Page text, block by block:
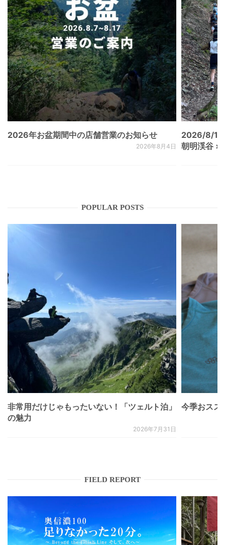
2026年お盆期間中の店舗営業のお知らせ
2026年8月4日
2026/8/
朝明渓谷 ×
POPULAR POSTS
非常用だけじゃもったいない！「ツェルト泊」
の魅力
2026年7月31日
今季おスス
FIELD REPORT